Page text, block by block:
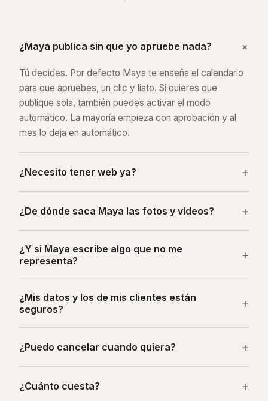
¿Maya publica sin que yo apruebe nada? +
Tú decides. Por defecto Maya te enseña el calendario
para que apruebes, un clic y listo. Si quieres que
publique sola, también puedes activar el modo
automático. La mayoría empieza con aprobación y al
mes lo deja en automático.
¿Necesito tener web ya? +
¿De dónde saca Maya las fotos y vídeos? +
¿Y si Maya escribe algo que no me
representa?
+
¿Mis datos y los de mis clientes están
seguros?
+
¿Puedo cancelar cuando quiera? +
¿Cuánto cuesta? +